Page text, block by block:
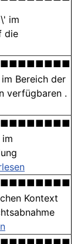
im
die
Bereich der
verfügbaren .
Kontext